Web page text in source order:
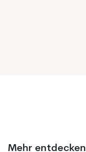
Mehr entdecken